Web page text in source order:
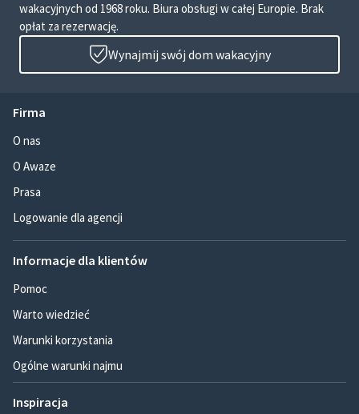
wakacyjnych od 1968 roku. Biura obsługi w całej Europie. Brak
opłat za rezerwację.
Wynajmij swój dom wakacyjny
Firma
O nas
O Awaze
Prasa
Logowanie dla agencji
Informacje dla klientów
Pomoc
Warto wiedzieć
Warunki korzystania
Ogólne warunki najmu
Inspiracja